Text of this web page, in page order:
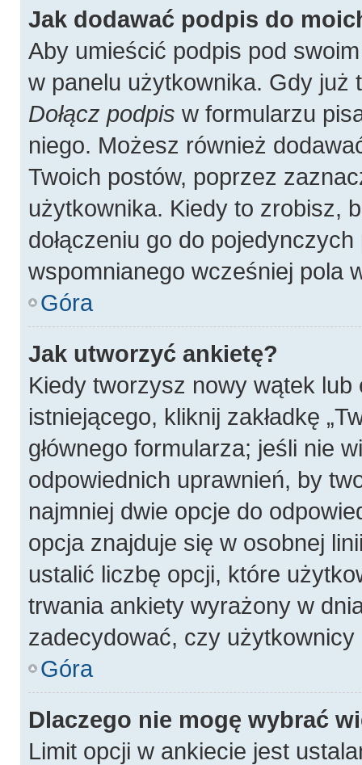
Jak dodawać podpis do
Aby umieścić podpis pod
w panelu użytkownika. Gdy
Dołącz podpis w formularzu
niego. Możesz również
Twoich postów, poprzez
użytkownika. Kiedy to zrobisz,
dołączeniu go do
wspomnianego wcześniej pola
Góra
Jak utworzyć ankietę?
Kiedy tworzysz nowy wątek
istniejącego, kliknij zakładkę
głównego formularza; jeśli nie
odpowiednich uprawnień, by
najmniej dwie opcje do
opcja znajduje się w osobnej
ustalić liczbę opcji, które
trwania ankiety wyrażony w
zadecydować, czy użytkownicy
Góra
Dlaczego nie mogę wybrać
Limit opcji w ankiecie jest